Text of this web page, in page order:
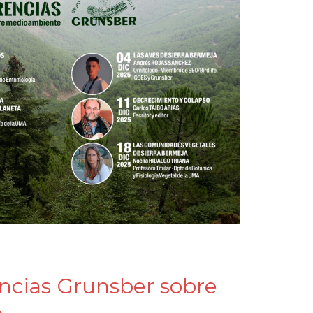
Grunsber sobre